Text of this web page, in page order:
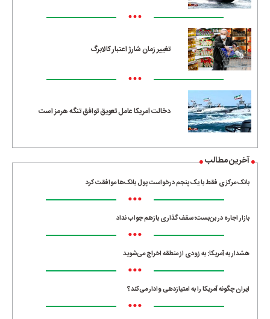
•••
تغییر زمان شارژ اعتبار کالابرگ
•••
دخالت آمریکا عامل تعویق توافق تنگه هرمز است
آخرین مطالب
بانک مرکزی فقط با یک‌ پنجم درخواست پول بانک‌ها موافقت کرد
•••
بازار اجاره در بن‌بست؛ سقف‌گذاری بازهم جواب نداد
•••
هشدار به آمریکا: به زودی از منطقه اخراج می‌شوید
•••
ایران چگونه آمریکا را به امتیازدهی وادار می‌کند؟
•••